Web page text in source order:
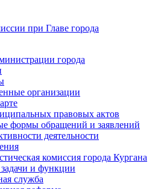
при Главе города
города
организации
правовых актов
формы обращений и заявлений
деятельности
комиссия города Кургана
и функции
служба